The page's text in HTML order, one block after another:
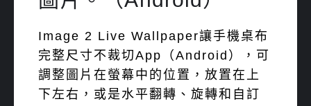
Image 2 Live Wallpaper讓手機桌布
完整尺寸不裁切App（Android），可
調整圖片在螢幕中的位置，放置在上
下左右，或是水平翻轉、旋轉和自訂